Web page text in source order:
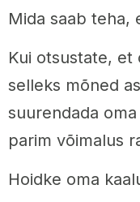
Mida saab teha,
Kui otsustate, et
selleks mõned
suurendada
parim võimalus
Hoidke oma